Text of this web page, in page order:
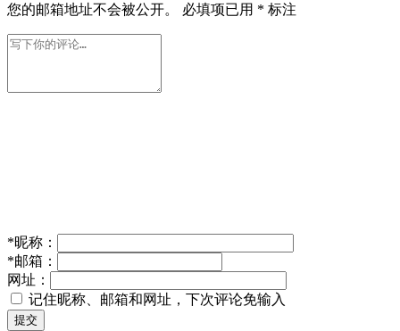
您的邮箱地址不会被公开。 必填项已用 * 标注
*昵称：
*邮箱：
网址：
记住昵称、邮箱和网址，下次评论免输入
提交